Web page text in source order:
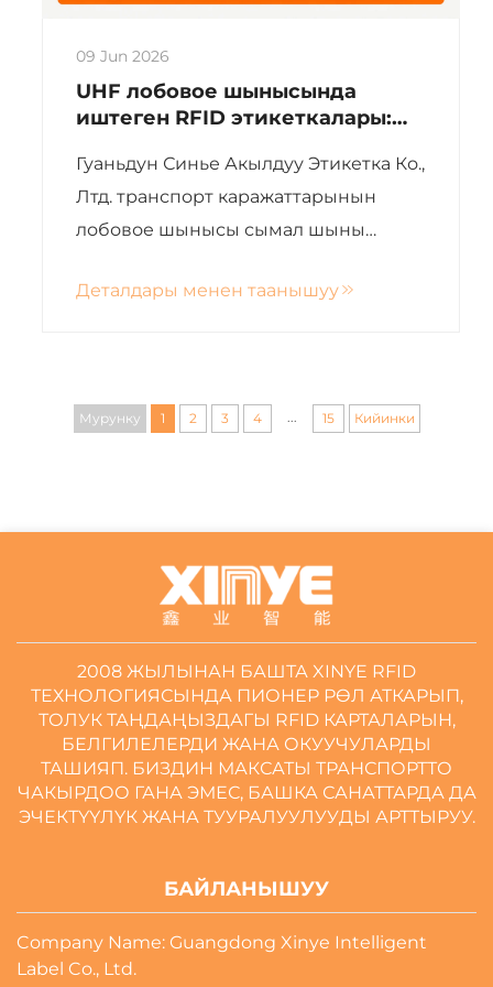
09 Jun 2026
UHF лобовое шынысында
иштеген RFID этикеткалары:
каражаттарын башкаруунун
негизги чечими
Гуаньдун Синье Акылдуу Этикетка Ко.,
Лтд. транспорт каражаттарынын
лобовое шынысы сымал шыны
оптималдуу дизайндын жогорку
этикеткалар узак мезгилге, тез жана
Деталдары менен таанышуу
Мурунку 1 2 3 4 15 Кийинки
2008 ЖЫЛЫНАН БАШТА XINYE RFID
ТЕХНОЛОГИЯСЫНДА ПИОНЕР РӨЛ АТКАРЫП,
ТОЛУК ТАҢДАҢЫЗДАГЫ RFID КАРТАЛАРЫН,
БЕЛГИЛЕЛЕРДИ ЖАНА ОКУУЧУЛАРДЫ
ТАШИЯП. БИЗДИН МАКСАТЫ ТРАНСПОРТТО
ЧАКЫРДОО ГАНА ЭМЕС, БАШКА САНАТТАРДА ДА
ЭЧЕКТҮҮЛҮК ЖАНА ТУУРАЛУУЛУУДЫ АРТТЫРУУ.
БАЙЛАНЫШУУ
Company Name: Guangdong Xinye Intelligent
Label Co., Ltd.